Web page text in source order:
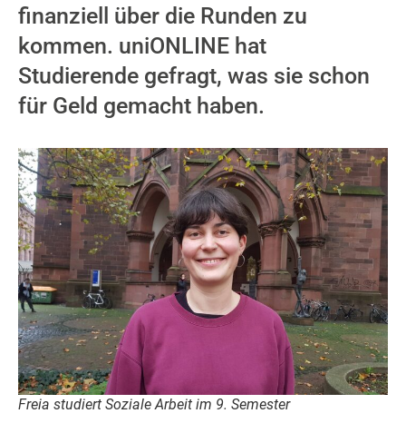
finanziell über die Runden zu
kommen. uniONLINE hat
Studierende gefragt, was sie schon
für Geld gemacht haben.
Freia studiert Soziale Arbeit im 9. Semester